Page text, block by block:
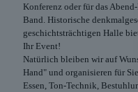
Konferenz oder für das
Band. Historische
geschichtsträchtigen Halle
Ihr Event!
Natürlich bleiben wir auf
Hand" und organisieren für
Essen, Ton-Technik,